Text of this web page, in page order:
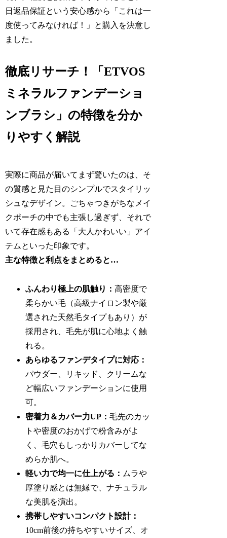
日返品保証という安心感から「これは一
度使ってみなければ！」と購入を決意し
ました。
徹底リサーチ！「ETVOS
ミネラルファンデーショ
ンブラシ」の特徴を分か
りやすく解説
実際に商品が届いてまず驚いたのは、そ
の質感と見た目のシンプルでスタイリッ
シュなデザイン。ごちゃつきがちなメイ
クポーチの中でも主張し過ぎず、それで
いて存在感もある「大人かわいい」アイ
テムといった印象です。
主な特徴と利点をまとめると…
ふんわり極上の肌触り：高密度で
柔らかい毛（高級ナイロン製や厳
選された天然毛タイプもあり）が
採用され、毛先が肌に心地よく触
れる。
あらゆるファンデタイプに対応：
パウダー、リキッド、クリームな
ど幅広いファンデーションに使用
可。
密着力＆カバー力UP：毛先のカッ
トや密度のおかげで粉含みがよ
く、毛穴もしっかりカバーしてな
めらか肌へ。
軽い力で均一に仕上がる： ムラや
厚塗り感とは無縁で、ナチュラル
な美肌を演出。
携帯しやすいコンパクト設計：
10cm前後の持ちやすいサイズ、オ